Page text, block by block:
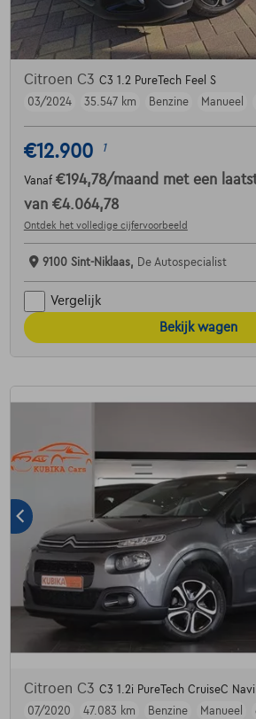
Citroen C3 C3 1.2 PureTech Feel S
03/2024
35.547 km Benzine Manueel
€12.900 1
Vanaf €194,78/maand met een
van €4.064,78
Ontdek het volledige cijfervoorbeeld
9100 Sint-Niklaas, De Autospecialist
Vergelijk
Bekijk wagen
Citroen C3 C3 1.2i PureTech CruiseC
07/2020
47.083 km Benzine Manueel